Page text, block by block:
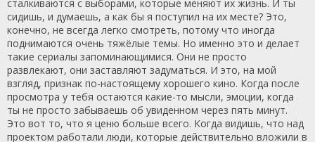
сталкиваются с выборами, которые меняют их жизнь. И ты
сидишь, и думаешь, а как бы я поступил на их месте? Это,
конечно, не всегда легко смотреть, потому что иногда
поднимаются очень тяжёлые темы. Но именно это и делает
такие сериалы запоминающимися. Они не просто
развлекают, они заставляют задуматься. И это, на мой
взгляд, признак по-настоящему хорошего кино. Когда после
просмотра у тебя остаются какие-то мысли, эмоции, когда
ты не просто забываешь об увиденном через пять минут.
Это вот то, что я ценю больше всего. Когда видишь, что над
проектом работали люди, которые действительно вложили в